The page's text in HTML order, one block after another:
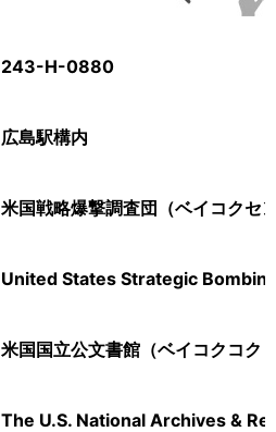
243-H-0880
広島駅構内
米国戦略爆撃調査団（ベイコクセ
United States Strategic
米国国立公文書館（ベイコクコク
The U.S. National Archives &